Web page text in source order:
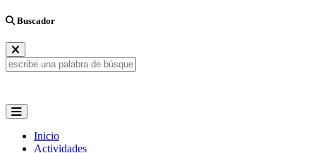
Buscador
Inicio
Actividades